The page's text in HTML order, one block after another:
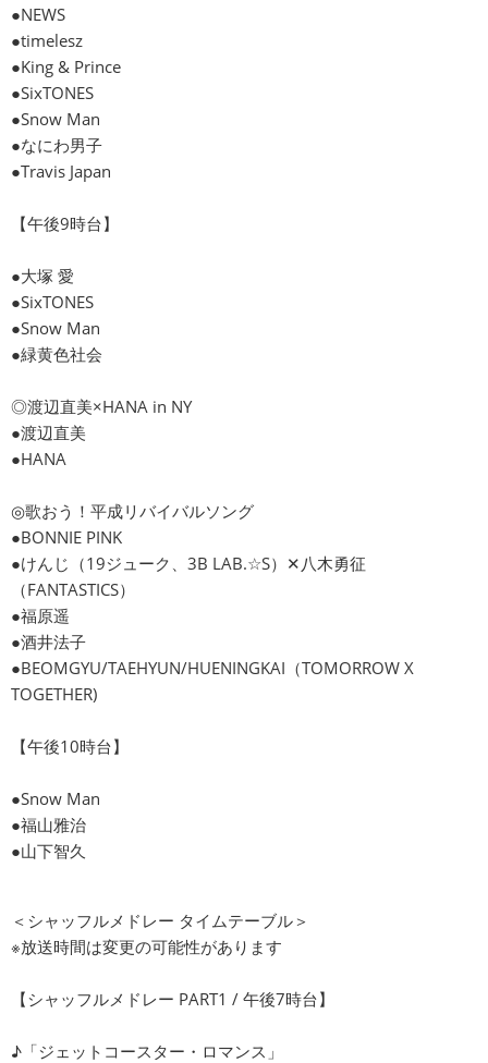
●NEWS
●timelesz
●King & Prince
●SixTONES
●Snow Man
●なにわ男子
●Travis Japan
【午後9時台】
●大塚 愛
●SixTONES
●Snow Man
●緑黄色社会
◎渡辺直美×HANA in NY
●渡辺直美
●HANA
◎歌おう！平成リバイバルソング
●BONNIE PINK
●けんじ（19ジューク、3B LAB.☆S）✕八木勇征
（FANTASTICS）
●福原遥
●酒井法子
●BEOMGYU/TAEHYUN/HUENINGKAI（TOMORROW X
TOGETHER)
【午後10時台】
●Snow Man
●福山雅治
●山下智久
＜シャッフルメドレー タイムテーブル＞
※放送時間は変更の可能性があります
【シャッフルメドレー PART1 / 午後7時台】
♪「ジェットコースター・ロマンス」